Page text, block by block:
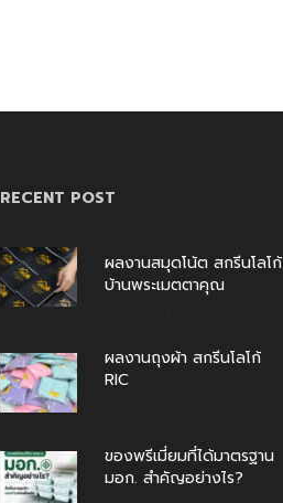
RECENT POST
ผลงานสมุดโน้ต สกรีนโลโก้
บ้านพระเมตตาคุณ
ผลงานถุงผ้า สกรีนโลโก้
RIC
ของพรีเมี่ยมที่ได้มาตรฐาน
มอก. สำคัญอย่างไร?